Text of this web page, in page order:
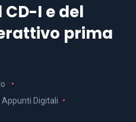
I e del
prima
Digitali